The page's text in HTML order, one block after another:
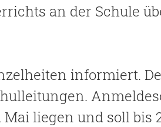
an der Schule
informiert.
liegen und soll bis